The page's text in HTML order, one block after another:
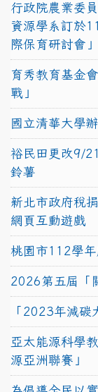
行政院農業委
資源學系訂於
際保育研討會」
育秀教育基金
戰」
國立清華大學
裕民田更改9/
鈴薯
新北市政府稅
網頁互動遊戲
桃園市112學
2026第五屆「
「2023年減碳
亞太能源科學
源亞洲聯賽」